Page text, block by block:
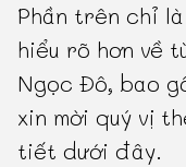
Phần trên chỉ
hiểu rõ hơn về
Ngọc Đô, bao
xin mời quý vị
tiết dưới đây.